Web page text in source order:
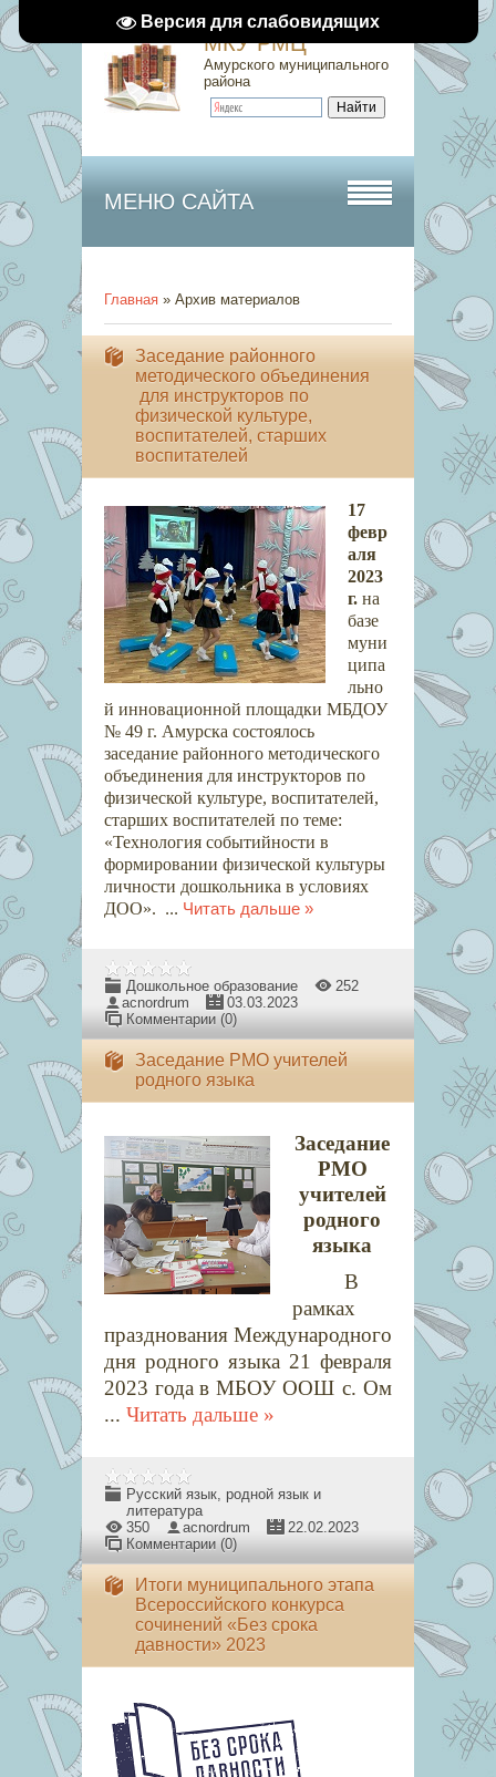
Версия для слабовидящих
МКУ РМЦ
Амурского муниципального
района
МЕНЮ САЙТА
Главная » Архив материалов
​​​​​​​Заседание районного
методического объединения
для инструкторов по
физической культуре,
воспитателей, старших
воспитателей
17
февр
аля
2023
г. на
базе
муни
ципа
льно
й инновационной площадки МБДОУ
№ 49 г. Амурска состоялось
заседание районного методического
объединения для инструкторов по
физической культуре, воспитателей,
старших воспитателей по теме:
«Технология событийности в
формировании физической культуры
личности дошкольника в условиях
ДОО». ... Читать дальше »
Дошкольное образование
252
acnordrum
03.03.2023
Комментарии (0)
Заседание РМО учителей
родного языка
Заседание
РМО
учителей
родного
языка
В
рамках
празднования Международного
дня родного языка 21 февраля
2023 года в МБОУ ООШ с. Ом
... Читать дальше »
Русский язык, родной язык и
литература
350
acnordrum
22.02.2023
Комментарии (0)
Итоги муниципального этапа
Всероссийского конкурса
сочинений «Без срока
давности» 2023